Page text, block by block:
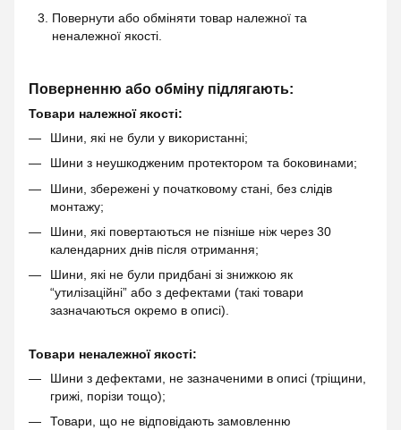
Повернути або обміняти товар належної та
неналежної якості.
Поверненню або обміну підлягають:
Товари належної якості:
Шини, які не були у використанні;
Шини з неушкодженим протектором та боковинами;
Шини, збережені у початковому стані, без слідів
монтажу;
Шини, які повертаються не пізніше ніж через 30
календарних днів після отримання;
Шини, які не були придбані зі знижкою як
“утилізаційні” або з дефектами (такі товари
зазначаються окремо в описі).
Товари неналежної якості:
Шини з дефектами, не зазначеними в описі (тріщини,
грижі, порізи тощо);
Товари, що не відповідають замовленню